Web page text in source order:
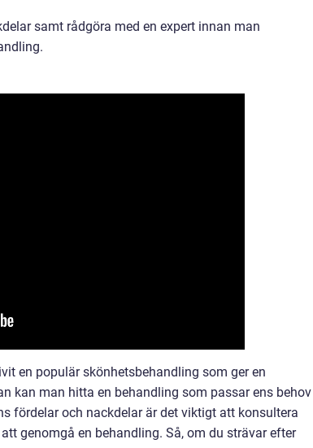
samt rådgöra med en expert innan man
en populär skönhetsbehandling som ger en
kan man hitta en behandling som passar ens behov
fördelar och nackdelar är det viktigt att konsultera
genomgå en behandling. Så, om du strävar efter